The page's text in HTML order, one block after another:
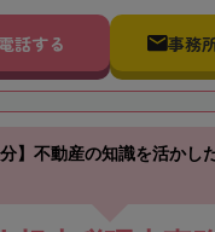
話する 事務
分】不動産の知識を活かし